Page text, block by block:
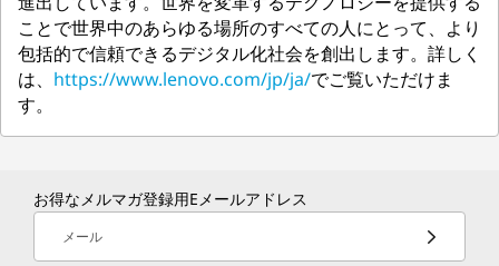
ことで世界中のあらゆる場所のすべての人にとって、より
包括的で信頼できるデジタル化社会を創出します。詳しく
は、 https://www.lenovo.com/jp/ja/でご覧いただけま
す。
お得なメルマガ登録用Eメールアドレス
メール